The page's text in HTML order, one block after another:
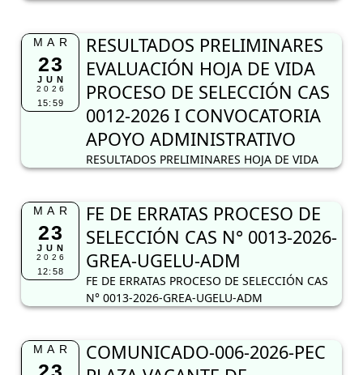
MAR
23
JUN
2026
15:59
RESULTADOS PRELIMINARES
EVALUACIÓN HOJA DE VIDA
PROCESO DE SELECCIÓN CAS
0012-2026 I CONVOCATORIA
APOYO ADMINISTRATIVO
RESULTADOS PRELIMINARES HOJA DE VIDA
MAR
23
JUN
2026
12:58
FE DE ERRATAS PROCESO DE
SELECCIÓN CAS N° 0013-2026-
GREA-UGELU-ADM
FE DE ERRATAS PROCESO DE SELECCIÓN CAS
N° 0013-2026-GREA-UGELU-ADM
MAR
COMUNICADO-006-2026-PEC